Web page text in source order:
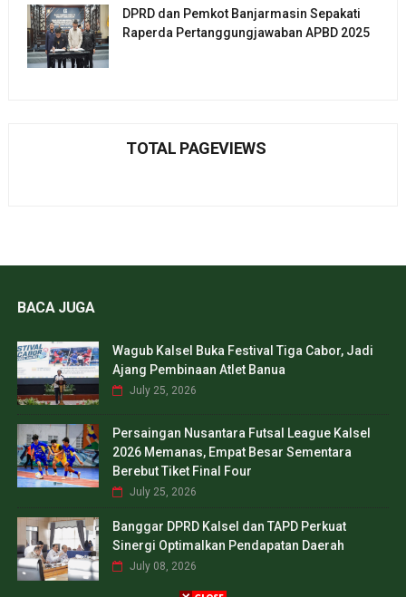
DPRD dan Pemkot Banjarmasin Sepakati
Raperda Pertanggungjawaban APBD 2025
TOTAL PAGEVIEWS
BACA JUGA
Wagub Kalsel Buka Festival Tiga Cabor, Jadi
Ajang Pembinaan Atlet Banua
July 25, 2026
Persaingan Nusantara Futsal League Kalsel
2026 Memanas, Empat Besar Sementara
Berebut Tiket Final Four
July 25, 2026
Banggar DPRD Kalsel dan TAPD Perkuat
Sinergi Optimalkan Pendapatan Daerah
July 08, 2026